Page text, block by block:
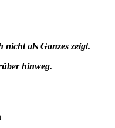
nicht als Ganzes zeigt.
hinweg.